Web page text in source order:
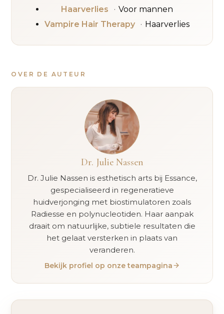
Haarverlies
Voor mannen
Vampire Hair Therapy
Haarverlies
OVER DE AUTEUR
Dr. Julie Nassen
Dr. Julie Nassen is esthetisch arts bij Essance,
gespecialiseerd in regeneratieve
huidverjonging met biostimulatoren zoals
Radiesse en polynucleotiden. Haar aanpak
draait om natuurlijke, subtiele resultaten die
het gelaat versterken in plaats van
veranderen.
Bekijk profiel op onze teampagina